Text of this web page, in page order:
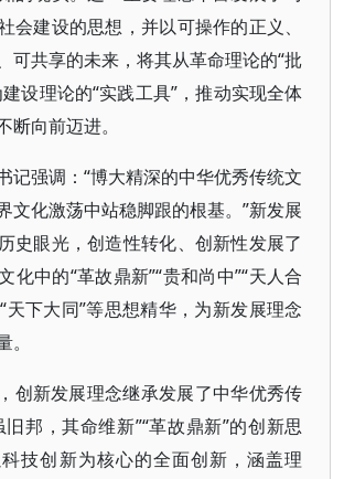
会建设的思想，并以可操作的正义、
可共享的未来，将其从革命理论的“批
设理论的“实践工具”，推动实现全体
断向前迈进。
记强调：“博大精深的中华优秀传统文
文化激荡中站稳脚跟的根基。”新发展
史眼光，创造性转化、创新性发展了
化中的“革故鼎新”“贵和尚中”“天人合
天下大同”等思想精华，为新发展理念
创新发展理念继承发展了中华优秀传
邦，其命维新”“革故鼎新”的创新思
技创新为核心的全面创新，涵盖理